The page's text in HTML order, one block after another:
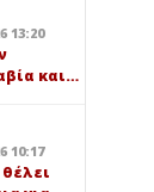
13:20
και…
10:17